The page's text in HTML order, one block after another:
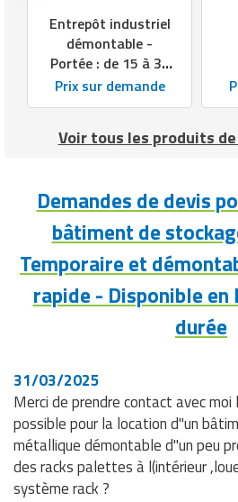
économique
Rapidité
d’installation
Délais
Fiabilité de la
Bâtiment
Personnalisation
et
aménagement
aménagement
Stockage
Extension
tampon
Entrepôt industriel
démontable -
Portée : de 15 à 30
m - Hauteur : de 5 à
7 m - Longueur
travée de 5 m
Prix sur demande
-
Voir tous les produits
Demandes de devis
bâtiment de
Temporaire et
rapide - Disponible
durée
31/03/2025
Merci de prendre contact avec
possible pour la location d"un
métallique démontable d"un peu
des racks palettes à l(intérieur
système rack ?